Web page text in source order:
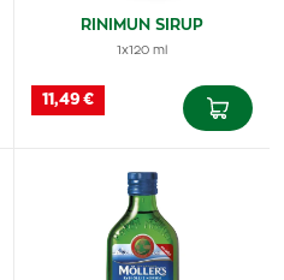
RINIMUN SIRUP
1x120 ml
11,49 €